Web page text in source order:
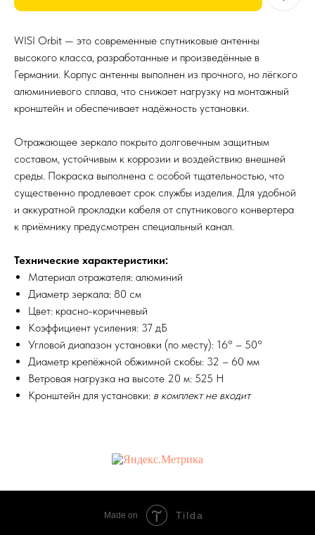
WISI Orbit — это современные спутниковые антенны
высокого класса, разработанные и произведённые в
Германии. Корпус антенны выполнен из прочного, но лёгкого
алюминиевого сплава, что снижает нагрузку на монтажный
кронштейн и обеспечивает надёжность установки.
Отражающее зеркало покрыто долговечным защитным
составом, устойчивым к коррозии и воздействию внешней
среды. Покраска выполнена с особой тщательностью, что
существенно продлевает срок службы изделия. Для удобной
и аккуратной прокладки кабеля от спутникового конвертера
к приёмнику предусмотрен специальный канал.
Технические характеристики:
Материал отражателя: алюминий
Диаметр зеркала: 80 см
Цвет: красно-коричневый
Коэффициент усиления: 37 дБ
Угловой диапазон установки (по месту): 16° – 50°
Диаметр крепёжной обжимной скобы: 32 – 60 мм
Ветровая нагрузка на высоте 20 м: 525 Н
Кронштейн для установки: в комплект не входит
Made on Tilda